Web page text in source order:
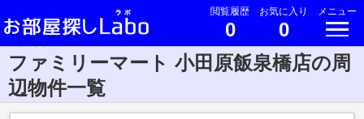
閲覧履歴
0
お気に入り
0
メニュー
ファミリーマート 小田原飯泉橋店の周
辺物件一覧